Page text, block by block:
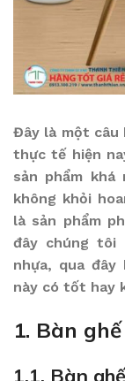
Đây là một câu
thực tế hiện
sản phẩm khá
không khỏi
là sản phẩm
đây chúng tôi
nhựa, qua
này có tốt hay
1. Bàn
1.1. Bàn